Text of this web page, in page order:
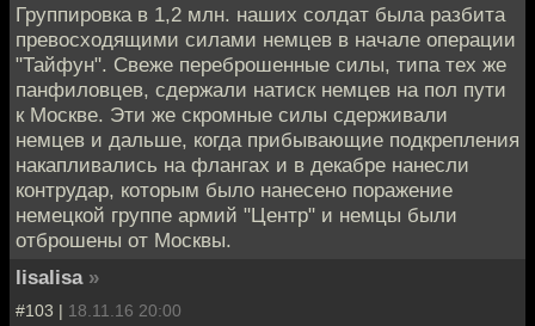
Группировка в 1,2 млн. наших солдат была разбита
превосходящими силами немцев в начале операции
"Тайфун". Свеже переброшенные силы, типа тех же
панфиловцев, сдержали натиск немцев на пол пути
к Москве. Эти же скромные силы сдерживали
немцев и дальше, когда прибывающие подкрепления
накапливались на флангах и в декабре нанесли
контрудар, которым было нанесено поражение
немецкой группе армий "Центр" и немцы были
отброшены от Москвы.
lisalisa »
#103 | 18.11.16 20:00